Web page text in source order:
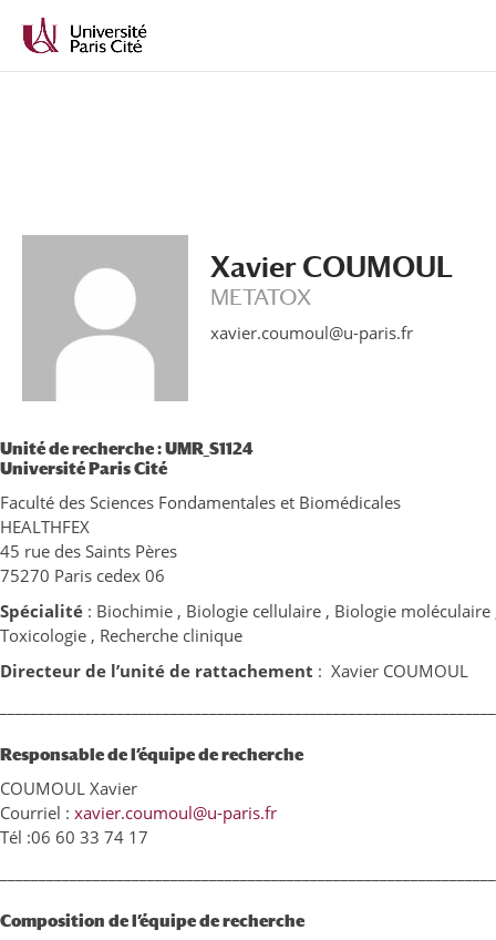
contenu
Xavier COUMOUL
METATOX
xavier.coumoul@u-paris.fr
Unité de recherche : UMR_S1124
Université Paris Cité
Faculté des Sciences Fondamentales et Biomédicales
HEALTHFEX
45 rue des Saints Pères
75270 Paris cedex 06
Spécialité : Biochimie , Biologie cellulaire , Biologie
Toxicologie , Recherche clinique
Directeur de l’unité de rattachement : Xavier COUMOUL
Responsable de l’équipe de recherche
COUMOUL Xavier
Courriel : xavier.coumoul@u-paris.fr
Tél :06 60 33 74 17
Composition de l’équipe de recherche